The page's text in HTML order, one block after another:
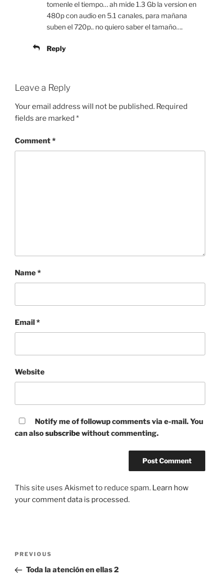
tomenle el tiempo… ah mide 1.3 Gb la version en
480p con audio en 5.1 canales, para mañana
suben el 720p.. no quiero saber el tamaño….
Reply
Leave a Reply
Your email address will not be published. Required
fields are marked *
Comment*
Name*
Email *
Website
Notify me of followup comments via e-mail. You
can alsosubscribewithout commenting.
This site uses Akismet to reduce spam. Learn how
your comment data is processed.
Previous
Post
PREVIOUS
Toda la atención en ellas 2